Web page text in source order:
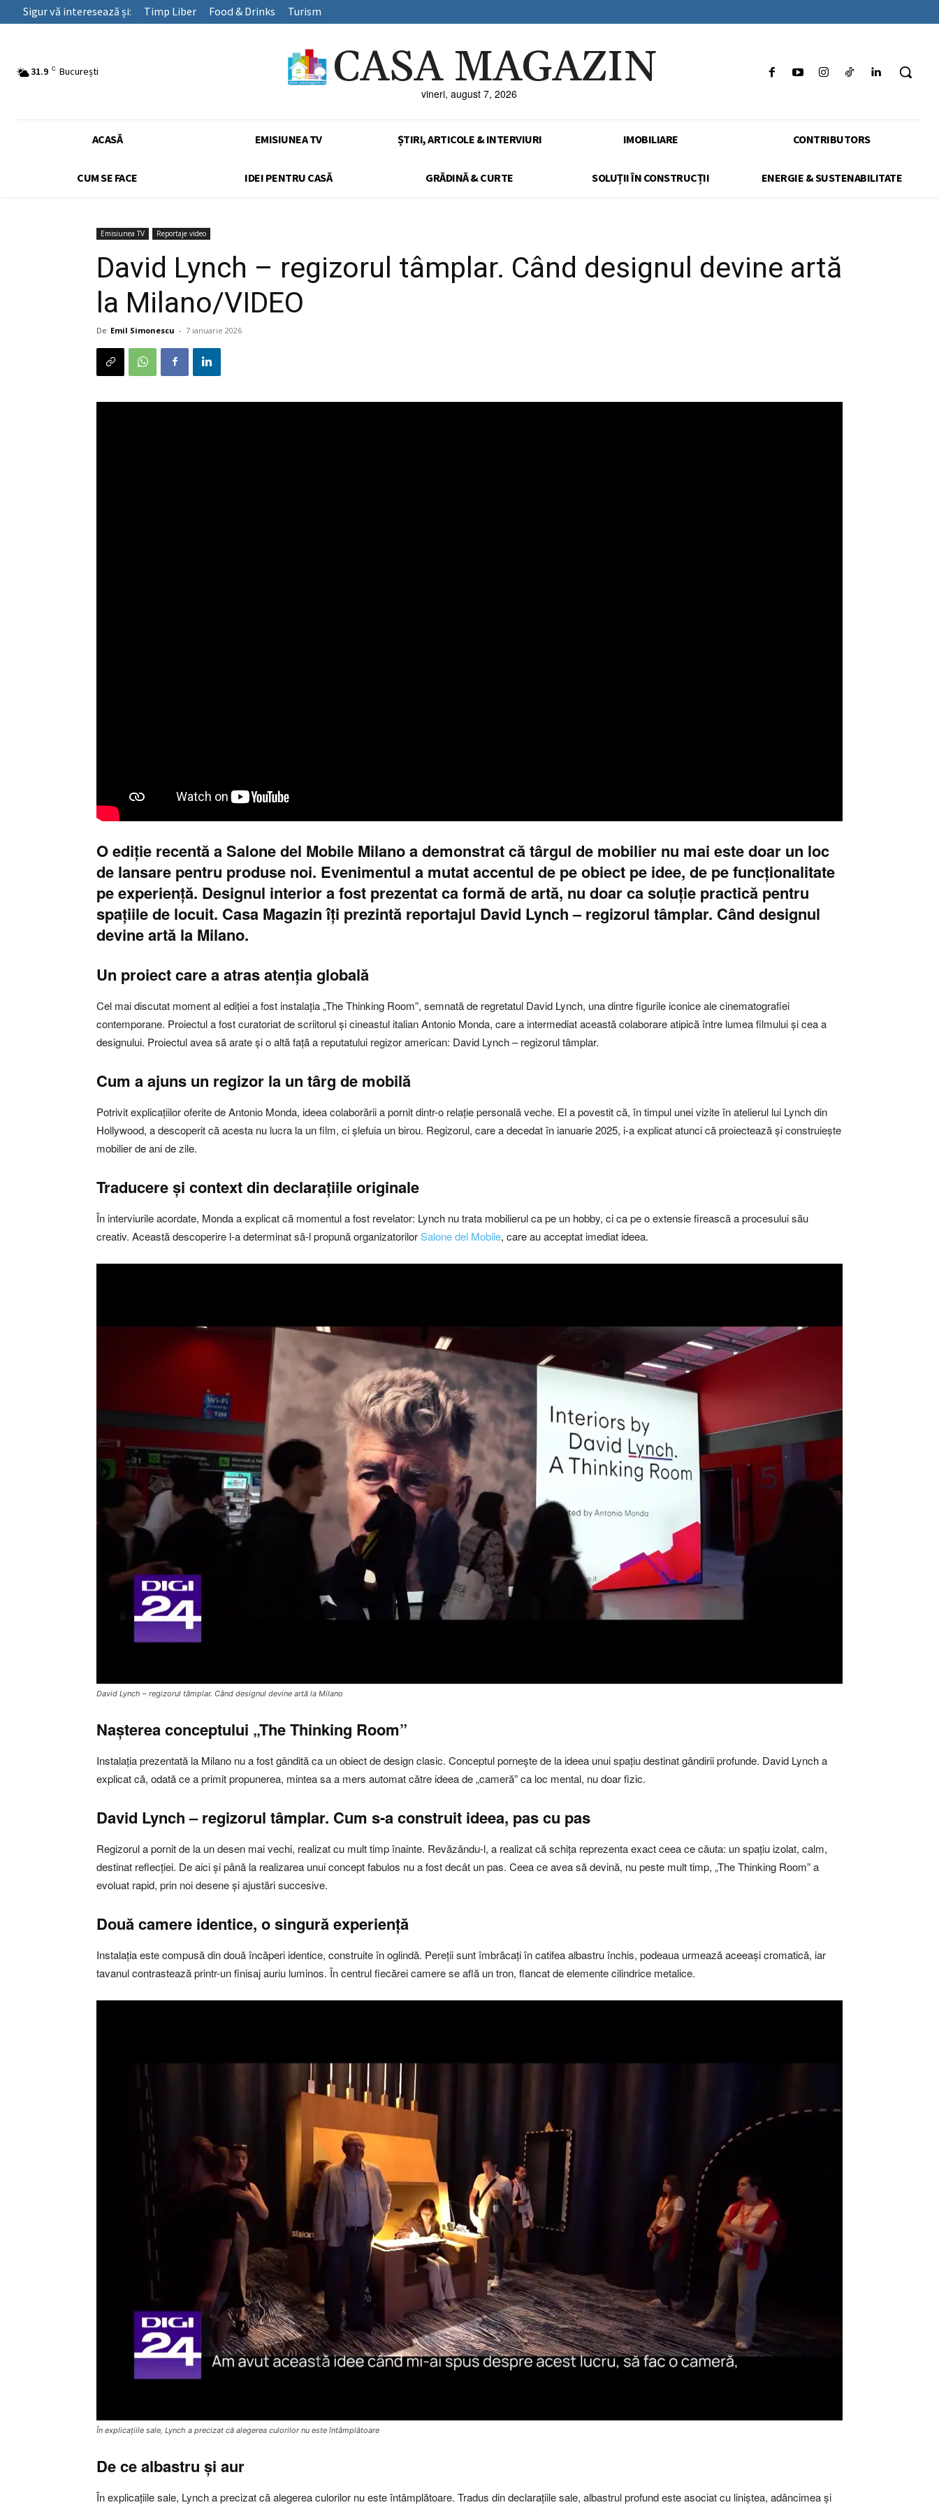
Sigur vă interesează și: Timp Liber Food & Drinks Turism
31.9 C București CASA MAGAZIN
vineri, august 7, 2026
ACASĂ EMISIUNEA TV ȘTIRI, ARTICOLE & INTERVIURI IMOBILIARE CONTRIBUTORS
CUM SE FACE IDEI PENTRU CASĂ GRĂDINĂ & CURTE SOLUȚII ÎN CONSTRUCȚII ENERGIE & SUSTENABILITATE
Emisiunea TV Reportaje video
David Lynch – regizorul tâmplar. Când designul devine artă
la Milano/VIDEO
De Emil Simonescu - 7 ianuarie 2026
O ediție recentă a Salone del Mobile Milano a demonstrat că târgul de mobilier nu mai este doar un loc
de lansare pentru produse noi. Evenimentul a mutat accentul de pe obiect pe idee, de pe funcționalitate
pe experiență. Designul interior a fost prezentat ca formă de artă, nu doar ca soluție practică pentru
spațiile de locuit. Casa Magazin îți prezintă reportajul David Lynch – regizorul tâmplar. Când designul
devine artă la Milano.
Un proiect care a atras atenția globală
Cel mai discutat moment al ediției a fost instalația „The Thinking Room”, semnată de regretatul David Lynch, una dintre figurile iconice ale cinematografiei
contemporane. Proiectul a fost curatoriat de scriitorul și cineastul italian Antonio Monda, care a intermediat această colaborare atipică între lumea filmului și cea a
designului. Proiectul avea să arate și o altă față a reputatului regizor american: David Lynch – regizorul tâmplar.
Cum a ajuns un regizor la un târg de mobilă
Potrivit explicațiilor oferite de Antonio Monda, ideea colaborării a pornit dintr-o relație personală veche. El a povestit că, în timpul unei vizite în atelierul lui Lynch din
Hollywood, a descoperit că acesta nu lucra la un film, ci șlefuia un birou. Regizorul, care a decedat în ianuarie 2025, i-a explicat atunci că proiectează și construiește
mobilier de ani de zile.
Traducere și context din declarațiile originale
În interviurile acordate, Monda a explicat că momentul a fost revelator: Lynch nu trata mobilierul ca pe un hobby, ci ca pe o extensie firească a procesului său
creativ. Această descoperire l-a determinat să-l propună organizatorilorSalone del Mobile, care au acceptat imediat ideea.
David Lynch – regizorul tâmplar. Când designul devine artă la Milano
Nașterea conceptului „The Thinking Room”
Instalația prezentată la Milano nu a fost gândită ca un obiect de design clasic. Conceptul pornește de la ideea unui spațiu destinat gândirii profunde. David Lynch a
explicat că, odată ce a primit propunerea, mintea sa a mers automat către ideea de „cameră” ca loc mental, nu doar fizic.
David Lynch – regizorul tâmplar. Cum s-a construit ideea, pas cu pas
Regizorul a pornit de la un desen mai vechi, realizat cu mult timp înainte. Revăzându-l, a realizat că schița reprezenta exact ceea ce căuta: un spațiu izolat, calm,
destinat reflecției. De aici și până la realizarea unui concept fabulos nu a fost decât un pas. Ceea ce avea să devină, nu peste mult timp, „The Thinking Room” a
evoluat rapid, prin noi desene și ajustări succesive.
Două camere identice, o singură experiență
Instalația este compusă din două încăperi identice, construite în oglindă. Pereții sunt îmbrăcați în catifea albastru închis, podeaua urmează aceeași cromatică, iar
tavanul contrastează printr-un finisaj auriu luminos. În centrul fiecărei camere se află un tron, flancat de elemente cilindrice metalice.
În explicațiile sale, Lynch a precizat că alegerea culorilor nu este întâmplătoare
De ce albastru și aur
În explicațiile sale, Lynch a precizat că alegerea culorilor nu este întâmplătoare. Tradus din declarațiile sale, albastrul profund este asociat cu liniștea, adâncimea și